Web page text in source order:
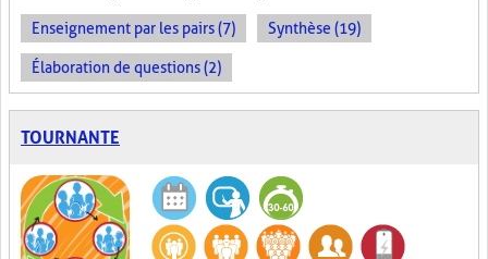
Enseignement par les pairs (7) Synthèse (19)
Élaboration de questions (2)
TOURNANTE